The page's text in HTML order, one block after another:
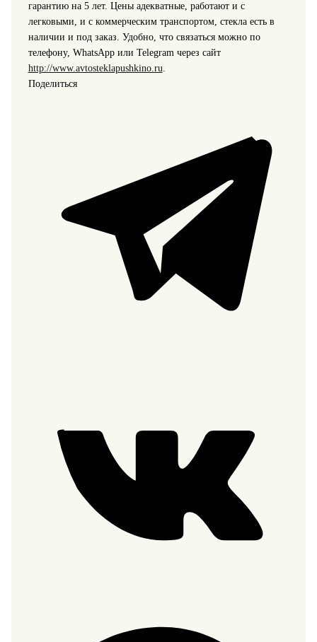
гарантию на 5 лет. Цены адекватные, работают и с
легковыми, и с коммерческим транспортом, стекла есть в
наличии и под заказ. Удобно, что связаться можно по
телефону, WhatsApp или Telegram через сайт
http://www.avtosteklapushkino.ru.
Поделиться